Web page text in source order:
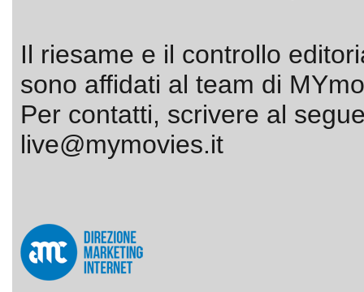
Il riesame e il controllo
sono affidati al team di
Per contatti, scrivere al
live@mymovies.it